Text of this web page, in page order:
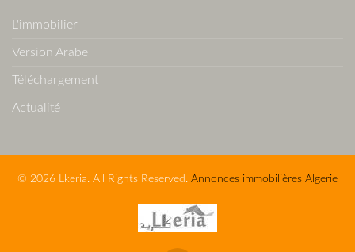
L'immobilier
Version Arabe
Téléchargement
Actualité
© 2026 Lkeria. All Rights Reserved. Annonces immobilières Algerie